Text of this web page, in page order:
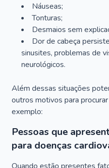
Náuseas;
Tonturas;
Desmaios sem
Dor de cabeça
sinusites, problemas de
neurológicos.
Além dessas situações
outros motivos para
exemplo:
Pessoas que
para doenças